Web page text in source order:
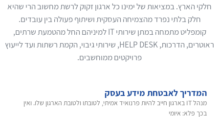
חלקי הארץ. במציאות של ימינו כל ארגון זקוק לרשת מחשוב הרי שהיא
חלק בלתי נפרד מהצמיחה העסקית ושיתוף פעולה בין עובדים.
קומפליט מתמחה במתן שירותי IT למיניהם החל מהטמעת שרתים,
ראוטרים, הדרכות, HELP DESK, שירותי גיבוי, הקמת רשתות ועד לייעוץ
פרויקטים ממוחשבים.
המדריך לאבטחת מידע בעסק
מנהל IT בארגון חייב להיות פרנואיד אמיתי, לטובתו ולטובת הארגון שלו. ואין
בכך פלא: איומי